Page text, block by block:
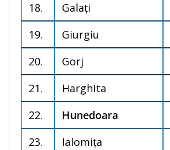
18.
Galați
19.
Giurgiu
20.
Gorj
21.
Harghita
22.
Hunedoara
23.
Ialomița